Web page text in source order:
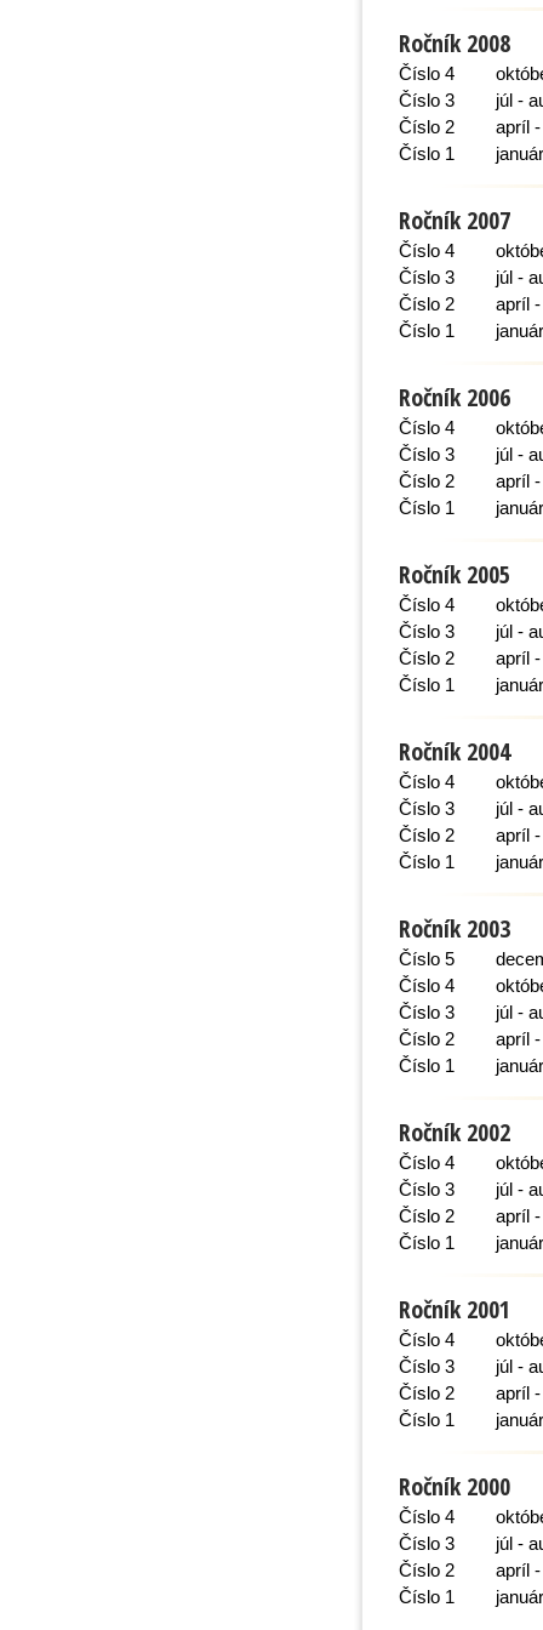
Ročník 2008
Číslo 4
Číslo 3
júl -
Číslo 2
apríl
Číslo 1
Ročník 2007
Číslo 4
Číslo 3
júl -
Číslo 2
apríl
Číslo 1
Ročník 2006
Číslo 4
Číslo 3
júl -
Číslo 2
apríl
Číslo 1
Ročník 2005
Číslo 4
Číslo 3
júl -
Číslo 2
apríl
Číslo 1
Ročník 2004
Číslo 4
Číslo 3
júl -
Číslo 2
apríl
Číslo 1
Ročník 2003
Číslo 5
Číslo 4
Číslo 3
júl -
Číslo 2
apríl
Číslo 1
Ročník 2002
Číslo 4
Číslo 3
júl -
Číslo 2
apríl
Číslo 1
Ročník 2001
Číslo 4
Číslo 3
júl -
Číslo 2
apríl
Číslo 1
Ročník 2000
Číslo 4
Číslo 3
júl -
Číslo 2
apríl
Číslo 1